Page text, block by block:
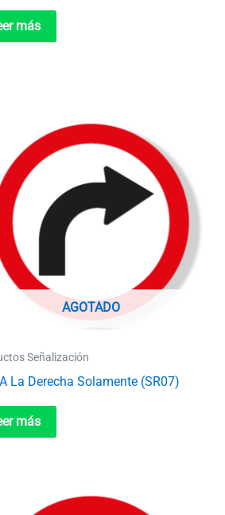
más
AGOTADO
Señalización
La Derecha Solamente (SR07)
más